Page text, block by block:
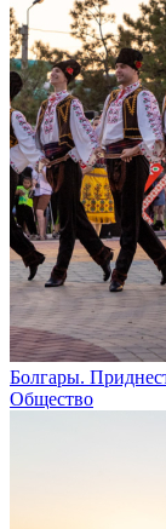
Болгары.
Общество